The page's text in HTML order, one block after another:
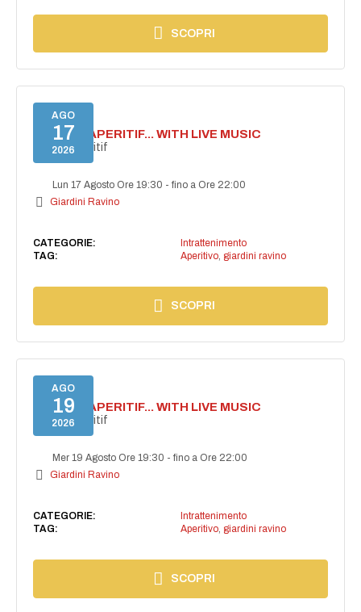
SCOPRI
AGO
17
2026
SECRET APERITIF... WITH LIVE MUSIC
Secret aperitif
Lun 17 Agosto Ore 19:30 -fino a Ore 22:00
Giardini Ravino
CATEGORIE:
Intrattenimento
TAG:
Aperitivo, giardini ravino
SCOPRI
AGO
19
2026
SECRET APERITIF... WITH LIVE MUSIC
Secret aperitif
Mer 19 Agosto Ore 19:30 -fino a Ore 22:00
Giardini Ravino
CATEGORIE:
Intrattenimento
TAG:
Aperitivo, giardini ravino
SCOPRI